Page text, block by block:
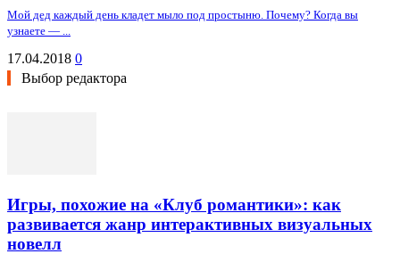
Мой дед каждый день кладет мыло под простыню. Почему? Когда вы
узнаете — ...
17.04.2018 0
Выбор редактора
Игры, похожие на «Клуб романтики»: как
развивается жанр интерактивных визуальных
новелл